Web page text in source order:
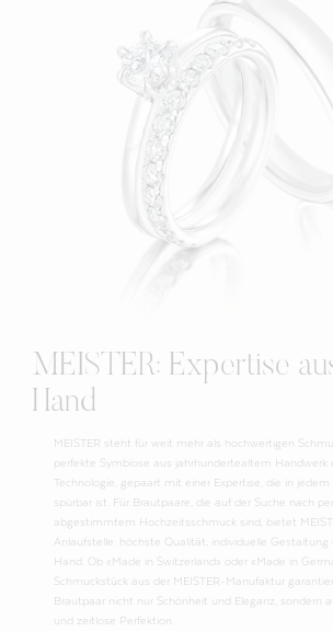
MEISTER: Expertise
Hand
MEISTER steht für weit mehr als hochwertigen
perfekte Symbiose aus jahrhundertealtem Handwerk
Technologie, gepaart mit einer Expertise, die in
spürbar ist. Für Brautpaare, die auf der Suche nach
abgestimmtem Hochzeitsschmuck sind, bietet
Anlaufstelle: höchste Qualität, individuelle Gestaltung
Hand. Ob «Made in Switzerland» oder «Made in
Schmuckstück aus der MEISTER-Manufaktur
Brautpaar nicht nur Schönheit und Eleganz, sondern
und zeitlose Perfektion.